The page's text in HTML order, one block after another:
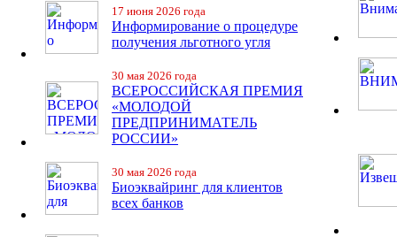
17 июня 2026 года
Информирование о процедуре
получения льготного угля
30 мая 2026 года
ВСЕРОССИЙСКАЯ ПРЕМИЯ
«МОЛОДОЙ
ПРЕДПРИНИМАТЕЛЬ
РОССИИ»
30 мая 2026 года
Биоэквайринг для клиентов
всех банков